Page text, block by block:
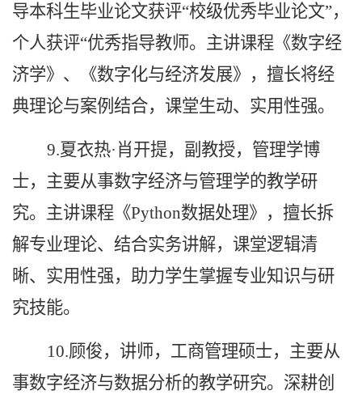
导本科生毕业论文获评“校级优秀毕业论文”，
个人获评“优秀指导教师。主讲课程《数字经
济学》、《数字化与经济发展》，擅长将经
典理论与案例结合，课堂生动、实用性强。
9.夏衣热·肖开提，副教授，管理学博
士，主要从事数字经济与管理学的教学研
究。主讲课程《Python数据处理》，擅长拆
解专业理论、结合实务讲解，课堂逻辑清
晰、实用性强，助力学生掌握专业知识与研
究技能。
10.顾俊，讲师， 工商管理硕士，主要从
事数字经济与数据分析的教学研究。 深耕创